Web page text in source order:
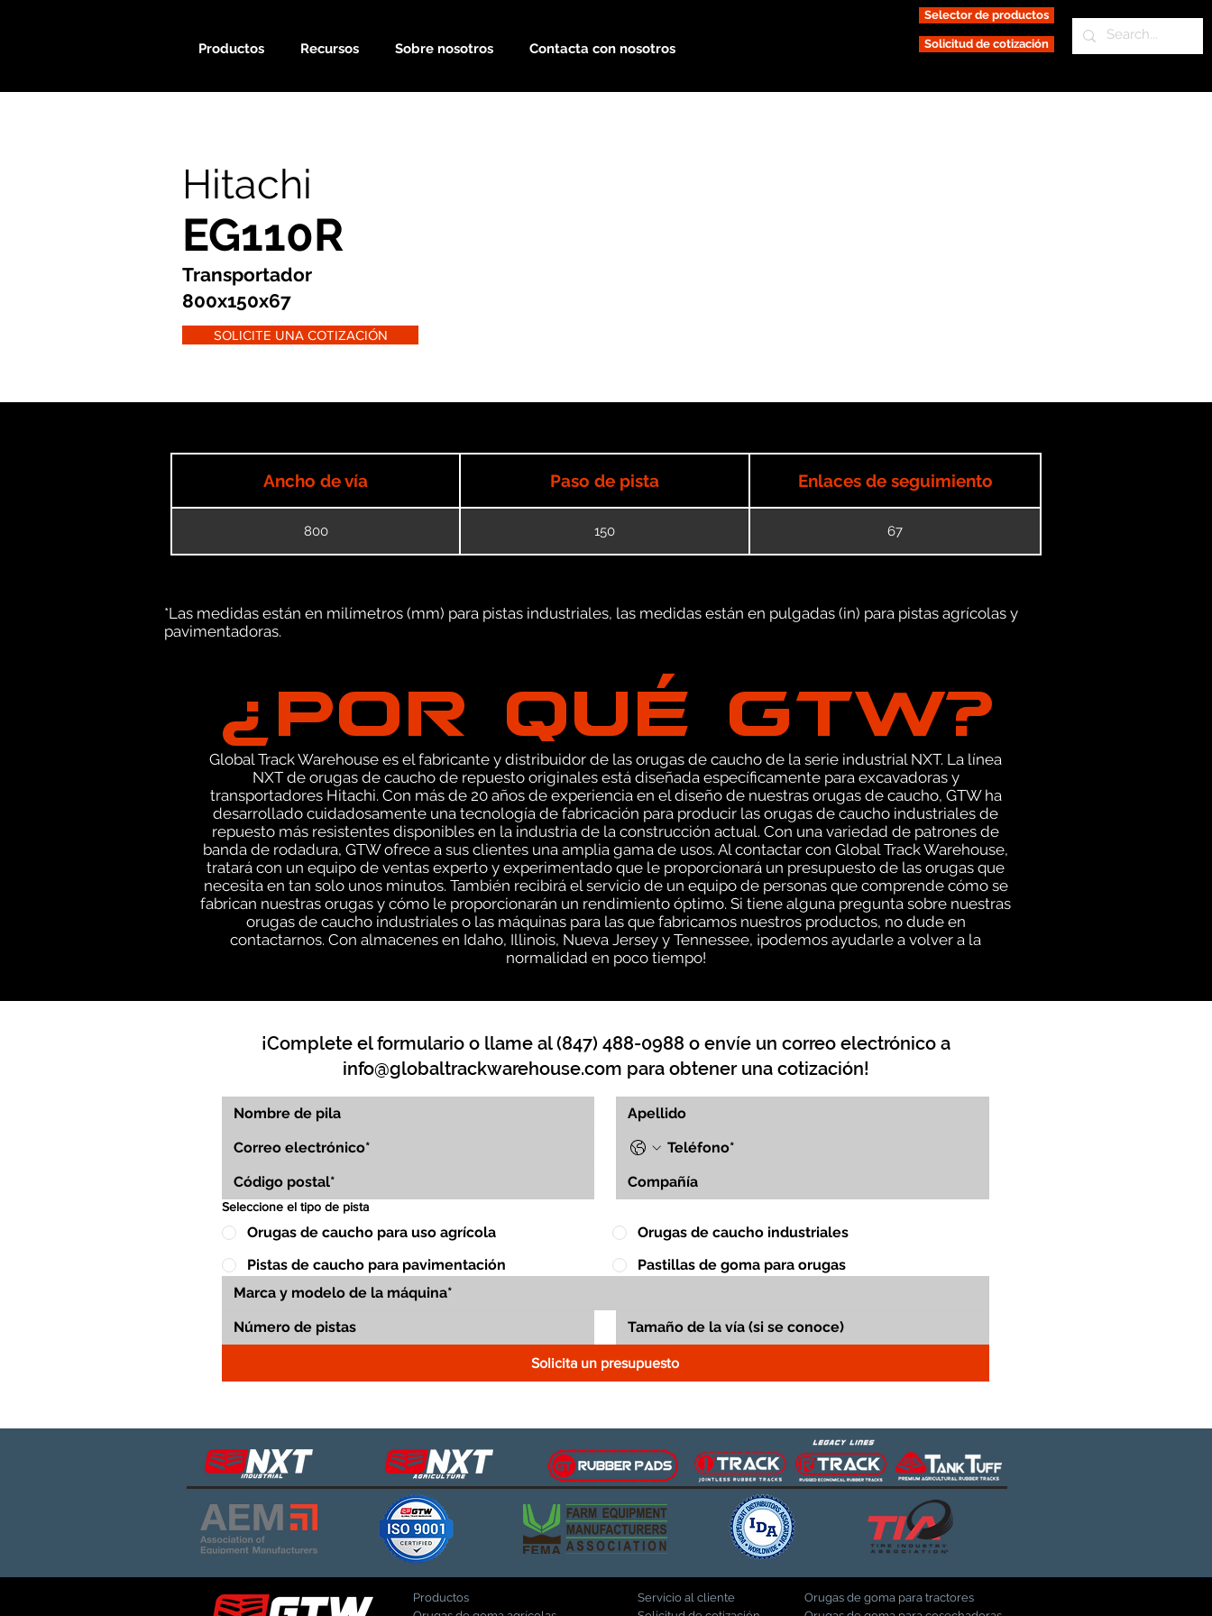
Productos Recursos Sobre nosotros Contacta con nosotros
Selector de productos
Solicitud de cotización
Hitachi
EG110R
Transportador
800x150x67
SOLICITE UNA COTIZACIÓN
Ancho de vía Paso de pista Enlaces de seguimiento
800 150 67
*Las medidas están en milímetros (mm) para pistas industriales, las medidas están en pulgadas (in) para pistas agrícolas y
pavimentadoras.
¿POR QUÉ GTW?
Global Track Warehouse es el fabricante y distribuidor de las orugas de caucho de la serie industrial NXT. La línea
NXT de orugas de caucho de repuesto originales está diseñada específicamente para excavadoras y
transportadores Hitachi. Con más de 20 años de experiencia en el diseño de nuestras orugas de caucho, GTW ha
desarrollado cuidadosamente una tecnología de fabricación para producir las orugas de caucho industriales de
repuesto más resistentes disponibles en la industria de la construcción actual. Con una variedad de patrones de
banda de rodadura, GTW ofrece a sus clientes una amplia gama de usos. Al contactar con Global Track Warehouse,
tratará con un equipo de ventas experto y experimentado que le proporcionará un presupuesto de las orugas que
necesita en tan solo unos minutos. También recibirá el servicio de un equipo de personas que comprende cómo se
fabrican nuestras orugas y cómo le proporcionarán un rendimiento óptimo. Si tiene alguna pregunta sobre nuestras
orugas de caucho industriales o las máquinas para las que fabricamos nuestros productos, no dude en
contactarnos. Con almacenes en Idaho, Illinois, Nueva Jersey y Tennessee, ¡podemos ayudarle a volver a la
normalidad en poco tiempo!
¡Complete el formulario o llame al (847) 488-0988 o envíe un correo electrónico a
info@globaltrackwarehouse.com para obtener una cotización!
Seleccione el tipo de pista
Orugas de caucho para uso agrícola
Orugas de caucho industriales
Pistas de caucho para pavimentación
Pastillas de goma para orugas
Solicita un presupuesto
Productos
Servicio al cliente
Orugas de goma para tractores